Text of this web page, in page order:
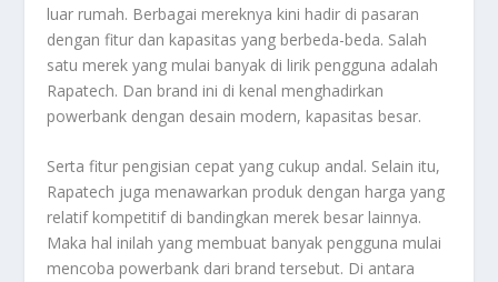
luar rumah. Berbagai mereknya kini hadir di pasaran
dengan fitur dan kapasitas yang berbeda-beda. Salah
satu merek yang mulai banyak di lirik pengguna adalah
Rapatech. Dan brand ini di kenal menghadirkan
powerbank dengan desain modern, kapasitas besar.
Serta fitur pengisian cepat yang cukup andal. Selain itu,
Rapatech juga menawarkan produk dengan harga yang
relatif kompetitif di bandingkan merek besar lainnya.
Maka hal inilah yang membuat banyak pengguna mulai
mencoba powerbank dari brand tersebut. Di antara